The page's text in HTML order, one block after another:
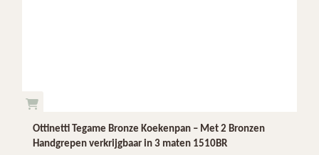
Ottinetti Tegame Bronze Koekenpan – Met 2 Bronzen
Handgrepen verkrijgbaar in 3 maten 1510BR